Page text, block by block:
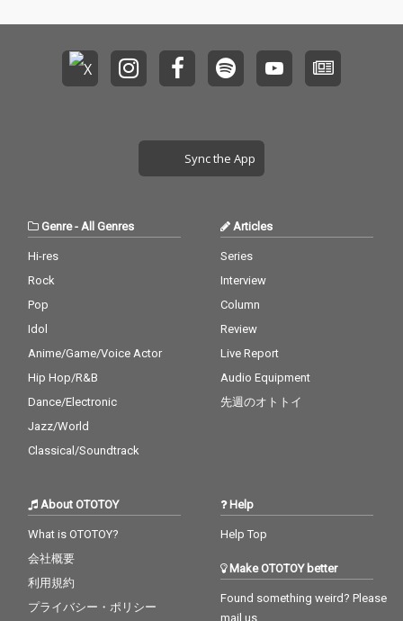
トに、折り重ねられて
いくkeigoの柔らかな
リリックとメロディが
Sync the App
Genre- All Genres
Hi-res
Rock
Pop
Idol
Anime/Game/Voice Actor
Hip Hop/R&B
Dance/Electronic
Jazz/World
Classical/Soundtrack
Articles
Series
Interview
Column
Review
Live Report
Audio Equipment
先週のオトトイ
About OTOTOY
What is OTOTOY?
会社概要
利用規約
プライバシー・ポリシー
Help
Help Top
Make OTOTOY better
Found something weird? Please
mail us